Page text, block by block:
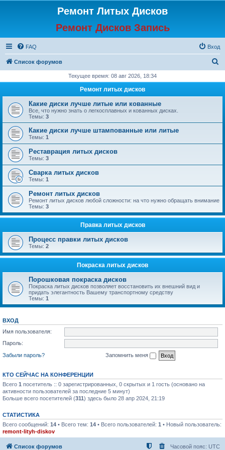
Ремонт Литых Дисков
Ремонт Дисков Запись
FAQ Вход
Список форумов
с
Текущее время: 08 авг 2026, 18:34
Ремонт литых дисков
Какие диски лучше литые или кованные
Все, что нужно знать о легкосплавных и кованных дисках.
Темы: 3
Какие диски лучше штампованные или литые
Темы: 1
Реставрация литых дисков
Темы: 3
Сварка литых дисков
Темы: 1
Ремонт литых дисков
Ремонт литых дисков любой сложности: на что нужно обращать внимание
Темы: 3
Правка литых дисков
Процесс правки литых дисков
Темы: 2
Покраска литых дисков
Порошковая покраска дисков
Покраска литых дисков позволяет восстановить их внешний вид и
придать элегантность Вашему транспортному средству
Темы: 1
ВХОД
Имя пользователя:
Пароль:
Забыли пароль?
Запомнить меня
КТО СЕЙЧАС НА КОНФЕРЕНЦИИ
Всего 1 посетитель :: 0 зарегистрированных, 0 скрытых и 1 гость (основано на
активности пользователей за последние 5 минут)
Больше всего посетителей (311) здесь было 28 апр 2024, 21:19
СТАТИСТИКА
Всего сообщений: 14 • Всего тем: 14 • Всего пользователей: 1 • Новый пользователь:
remont-lityh-diskov
Список форумов Часовой пояс: UTC